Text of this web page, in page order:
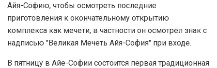
Айя-Софию, чтобы осмотреть последние
приготовления к окончательному открытию
комплекса как мечети, в частности он осмотрел знак с
надписью "Великая Мечеть Айя-София" при входе.
В пятницу в Айе-Софии состоится первая традиционная